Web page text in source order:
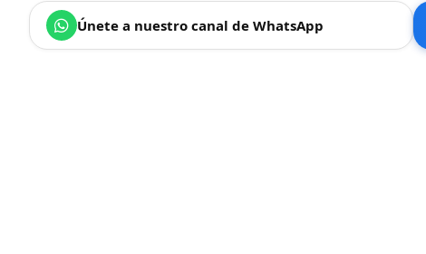
Únete a nuestro canal de WhatsApp